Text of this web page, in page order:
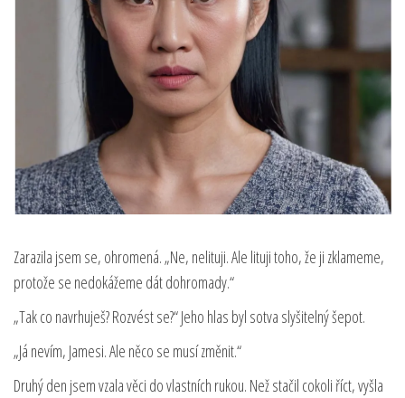
Zarazila jsem se, ohromená. „Ne, nelituji. Ale lituji toho, že ji zklameme,
protože se nedokážeme dát dohromady.“
„Tak co navrhuješ? Rozvést se?“ Jeho hlas byl sotva slyšitelný šepot.
„Já nevím, Jamesi. Ale něco se musí změnit.“
Druhý den jsem vzala věci do vlastních rukou. Než stačil cokoli říct, vyšla